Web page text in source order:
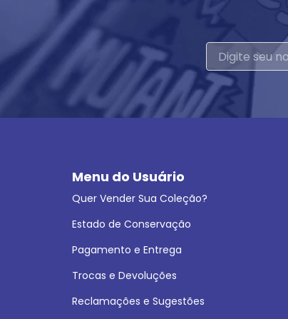
Menu do Usuário
Quer Vender Sua Coleção?
Estado de Conservação
Pagamento e Entrega
Trocas e Devoluções
Reclamações e Sugestões